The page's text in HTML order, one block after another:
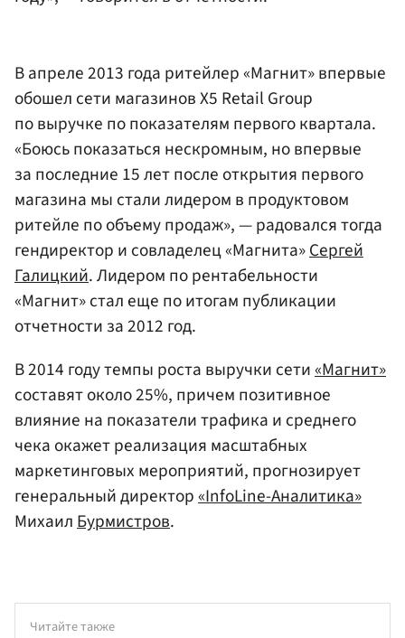
В апреле 2013 года ритейлер «Магнит» впервые
обошел сети магазинов X5 Retail Group
по выручке по показателям первого квартала.
«Боюсь показаться нескромным, но впервые
за последние 15 лет после открытия первого
магазина мы стали лидером в продуктовом
ритейле по объему продаж», — радовался тогда
гендиректор и совладелец «Магнита»Сергей
Галицкий. Лидером по рентабельности
«Магнит» стал еще по итогам публикации
отчетности за 2012 год.
В 2014 году темпы роста выручки сети«Магнит»
составят около 25%, причем позитивное
влияние на показатели трафика и среднего
чека окажет реализация масштабных
маркетинговых мероприятий, прогнозирует
генеральный директор«InfoLine-Аналитика»
Михаил Бурмистров.
Читайте также